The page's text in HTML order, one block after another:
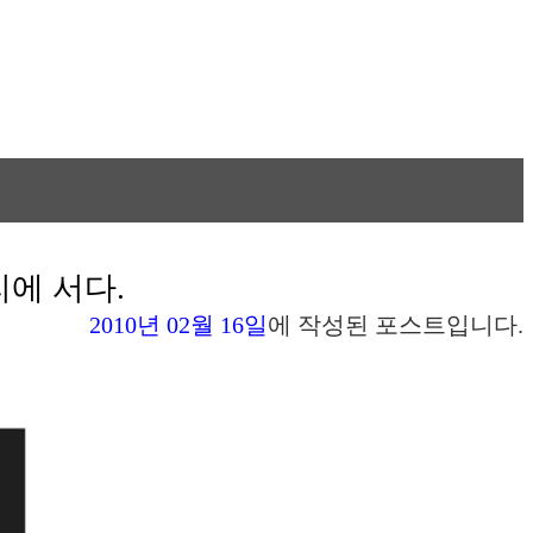
에 서다.
2010년 02월 16일에 작성된 포스트입니다.